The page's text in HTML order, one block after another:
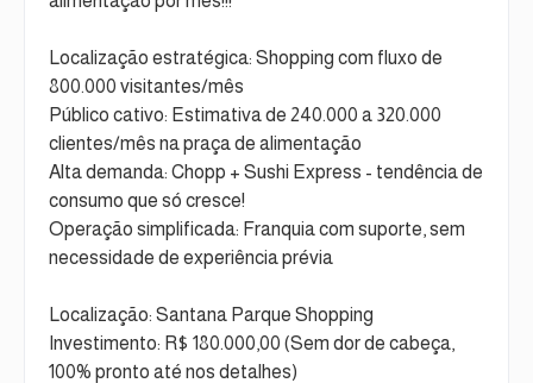
Localização estratégica: Shopping com fluxo de
800.000 visitantes/mês
Público cativo: Estimativa de 240.000 a 320.000
clientes/mês na praça de alimentação
Alta demanda: Chopp + Sushi Express - tendência de
consumo que só cresce!
Operação simplificada: Franquia com suporte, sem
necessidade de experiência prévia
Localização: Santana Parque Shopping
Investimento: R$ 180.000,00 (Sem dor de cabeça,
100% pronto até nos detalhes)